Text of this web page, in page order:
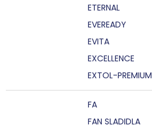
ETERNAL
EVEREADY
EVITA
EXCELLENCE
EXTOL-PREMIUM
FA
FAN SLADIDLA